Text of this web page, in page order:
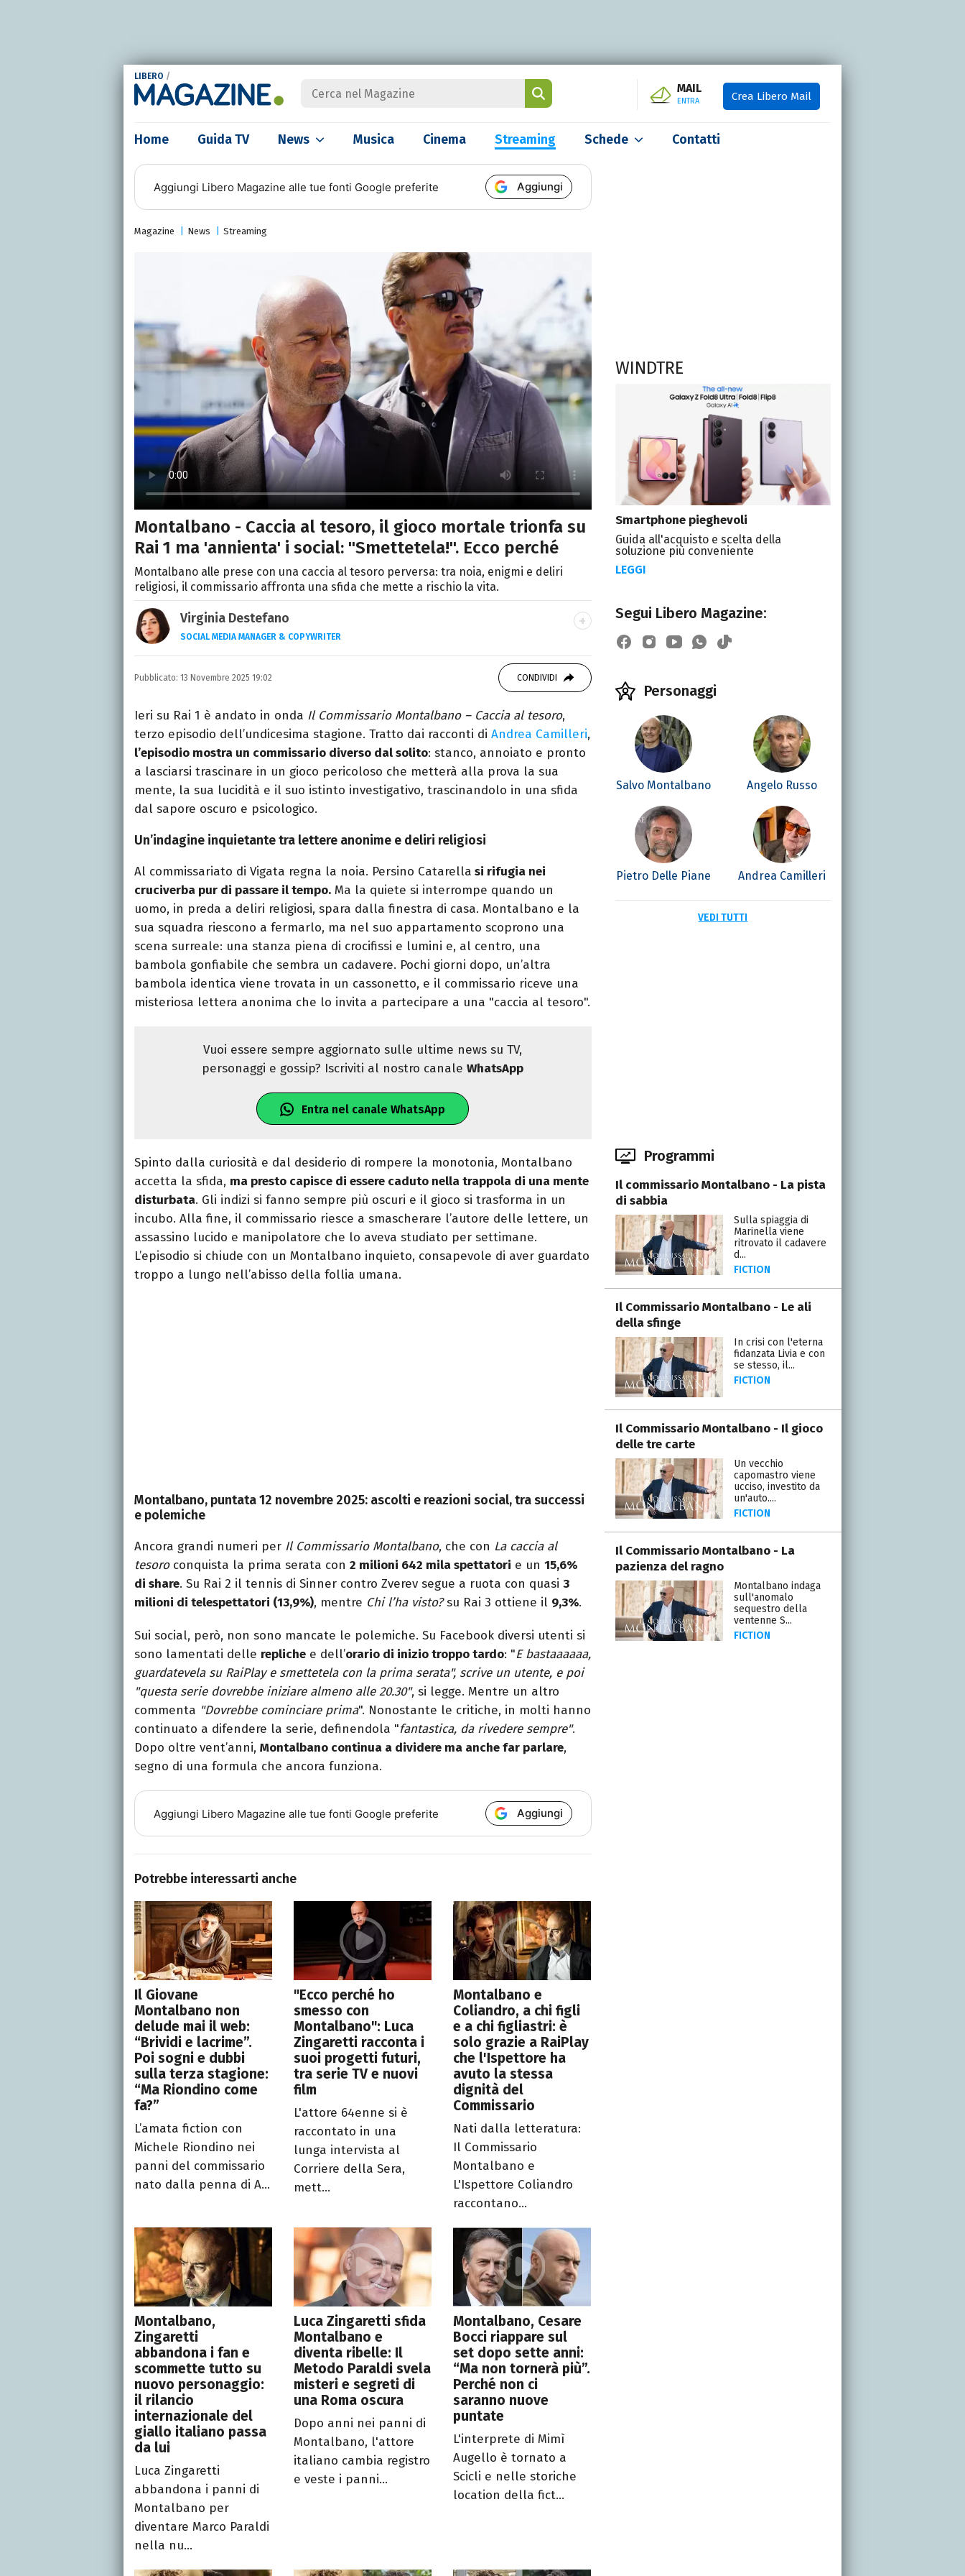
LIBERO /
MAIL
ENTRA Crea Libero Mail
Home Guida TV News Musica Cinema Streaming Schede Contatti
Aggiungi Libero Magazine alle tue fonti Google preferite Aggiungi
Magazine News Streaming
Montalbano - Caccia al tesoro, il gioco mortale trionfa su
Rai 1 ma 'annienta' i social: "Smettetela!". Ecco perché
Montalbano alle prese con una caccia al tesoro perversa: tra noia, enigmi e deliri
religiosi, il commissario affronta una sfida che mette a rischio la vita.
Virginia Destefano
SOCIAL MEDIA MANAGER & COPYWRITER
Una passione smisurata per le serie TV. Laurea in Cinema, Televisione
e New Media, videomaking e scrittura sono il mio passatempo
Pubblicato: 13 Novembre 2025 19:02 CONDIVIDI
Ieri su Rai 1 è andato in onda Il Commissario Montalbano – Caccia al tesoro,
terzo episodio dell’undicesima stagione. Tratto dai racconti di Andrea Camilleri,
l’episodio mostra un commissario diverso dal solito: stanco, annoiato e pronto
a lasciarsi trascinare in un gioco pericoloso che metterà alla prova la sua
mente, la sua lucidità e il suo istinto investigativo, trascinandolo in una sfida
dal sapore oscuro e psicologico.
Un’indagine inquietante tra lettere anonime e deliri religiosi
Al commissariato di Vigata regna la noia. Persino Catarella si rifugia nei
cruciverba pur di passare il tempo. Ma la quiete si interrompe quando un
uomo, in preda a deliri religiosi, spara dalla finestra di casa. Montalbano e la
sua squadra riescono a fermarlo, ma nel suo appartamento scoprono una
scena surreale: una stanza piena di crocifissi e lumini e, al centro, una
bambola gonfiabile che sembra un cadavere. Pochi giorni dopo, un’altra
bambola identica viene trovata in un cassonetto, e il commissario riceve una
misteriosa lettera anonima che lo invita a partecipare a una "caccia al tesoro".
Vuoi essere sempre aggiornato sulle ultime news su TV,
personaggi e gossip? Iscriviti al nostro canaleWhatsApp
Entra nel canale WhatsApp
Spinto dalla curiosità e dal desiderio di rompere la monotonia, Montalbano
accetta la sfida, ma presto capisce di essere caduto nella trappola di una mente
disturbata. Gli indizi si fanno sempre più oscuri e il gioco si trasforma in un
incubo. Alla fine, il commissario riesce a smascherare l’autore delle lettere, un
assassino lucido e manipolatore che lo aveva studiato per settimane.
L’episodio si chiude con un Montalbano inquieto, consapevole di aver guardato
troppo a lungo nell’abisso della follia umana.
Montalbano, puntata 12 novembre 2025: ascolti e reazioni social, tra successi
e polemiche
Ancora grandi numeri per Il Commissario Montalbano, che con La caccia al
tesoroconquista la prima serata con 2 milioni 642 mila spettatori e un 15,6%
di share. Su Rai 2 il tennis di Sinner contro Zverev segue a ruota con quasi 3
milioni di telespettatori (13,9%), mentre Chi l’ha visto?su Rai 3 ottiene il 9,3%.
Sui social, però, non sono mancate le polemiche. Su Facebook diversi utenti si
sono lamentati delle repliche e dell’orario di inizio troppo tardo: "E bastaaaaaa,
guardatevela su RaiPlay e smettetela con la prima serata", scrive un utente, e poi
"questa serie dovrebbe iniziare almeno alle 20.30", si legge. Mentre un altro
commenta "Dovrebbe cominciare prima". Nonostante le critiche, in molti hanno
continuato a difendere la serie, definendola "fantastica, da rivedere sempre".
Dopo oltre vent’anni, Montalbano continua a dividere ma anche far parlare,
segno di una formula che ancora funziona.
Aggiungi Libero Magazine alle tue fonti Google preferite Aggiungi
Potrebbe interessarti anche
Il Giovane
Montalbano non
delude mai il web:
“Brividi e lacrime”.
Poi sogni e dubbi
sulla terza stagione:
“Ma Riondino come
fa?”
L’amata fiction con
Michele Riondino nei
panni del commissario
nato dalla penna di A...
"Ecco perché ho
smesso con
Montalbano": Luca
Zingaretti racconta i
suoi progetti futuri,
tra serie TV e nuovi
film
L'attore 64enne si è
raccontato in una
lunga intervista al
Corriere della Sera,
mett...
Montalbano e
Coliandro, a chi figli
e a chi figliastri: è
solo grazie a RaiPlay
che l'Ispettore ha
avuto la stessa
dignità del
Commissario
Nati dalla letteratura:
Il Commissario
Montalbano e
L'Ispettore Coliandro
raccontano...
Montalbano,
Zingaretti
abbandona i fan e
scommette tutto su
nuovo personaggio:
il rilancio
internazionale del
giallo italiano passa
da lui
Luca Zingaretti
abbandona i panni di
Montalbano per
diventare Marco Paraldi
nella nu...
Luca Zingaretti sfida
Montalbano e
diventa ribelle: Il
Metodo Paraldi svela
misteri e segreti di
una Roma oscura
Dopo anni nei panni di
Montalbano, l'attore
italiano cambia registro
e veste i panni...
Montalbano, Cesare
Bocci riappare sul
set dopo sette anni:
“Ma non tornerà più”.
Perché non ci
saranno nuove
puntate
L'interprete di Mimì
Augello è tornato a
Scicli e nelle storiche
location della fict...
WINDTRE
Smartphone pieghevoli
Guida all'acquisto e scelta della
soluzione più conveniente
LEGGI
Segui Libero Magazine:
Personaggi
Salvo Montalbano Angelo Russo
Pietro Delle Piane Andrea Camilleri
VEDI TUTTI
Programmi
Il commissario Montalbano - La pista
di sabbia
Sulla spiaggia di
Marinella viene
ritrovato il cadavere
d...
FICTION
Il Commissario Montalbano - Le ali
della sfinge
In crisi con l'eterna
fidanzata Livia e con
se stesso, il...
FICTION
Il Commissario Montalbano - Il gioco
delle tre carte
Un vecchio
capomastro viene
ucciso, investito da
un'auto....
FICTION
Il Commissario Montalbano - La
pazienza del ragno
Montalbano indaga
sull'anomalo
sequestro della
ventenne S...
FICTION